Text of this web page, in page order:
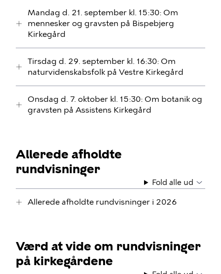
Mandag d. 21. september kl. 15:30: Om
mennesker og gravsten på Bispebjerg
Kirkegård
Tirsdag d. 29. september kl. 16:30: Om
naturvidenskabsfolk på Vestre Kirkegård
Onsdag d. 7. oktober kl. 15:30: Om botanik og
gravsten på Assistens Kirkegård
Allerede afholdte
rundvisninger
Fold alle ud
Allerede afholdte rundvisninger i 2026
Værd at vide om rundvisninger
på kirkegårdene